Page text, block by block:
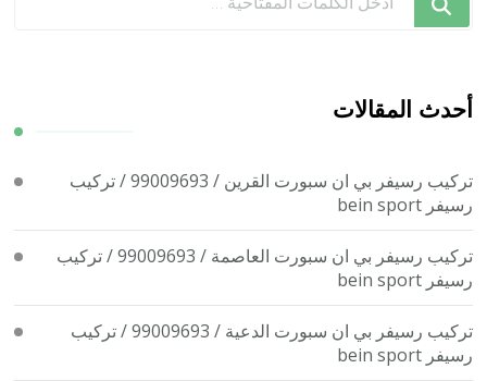
تبحث
ما؟
أحدث المقالات
تركيب رسيفر بي ان سبورت القرين / 99009693 / تركيب
رسيفر bein sport
تركيب رسيفر بي ان سبورت العاصمة / 99009693 / تركيب
رسيفر bein sport
تركيب رسيفر بي ان سبورت الدعية / 99009693 / تركيب
رسيفر bein sport